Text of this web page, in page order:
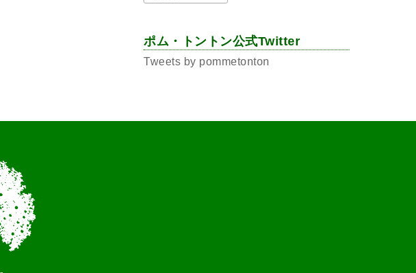
ポム・トントン公式Twitter
Tweets by pommetonton